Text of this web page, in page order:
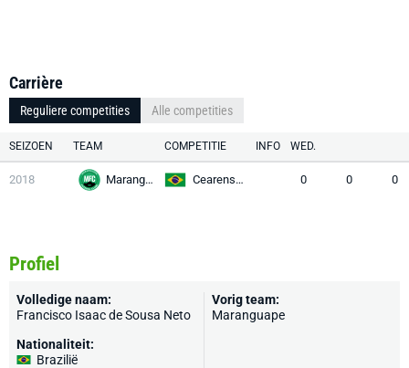
Carrière
Reguliere competities Alle competities
SEIZOEN TEAM COMPETITIE INFO WED.
2018 Maranguape Cearense 1 0 0 0
Profiel
Volledige naam:
Francisco Isaac de Sousa Neto
Nationaliteit:
Brazilië
Vorig team:
Maranguape